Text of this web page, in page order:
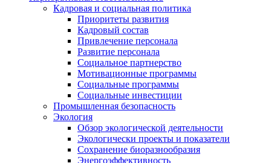
Кадровая и социальная политика
Приоритеты развития
Кадровый состав
Привлечение персонала
Развитие персонала
Социальное партнерство
Мотивационные программы
Социальные программы
Социальные инвестиции
Промышленная безопасность
Экология
Обзор экологической деятельности
Экологически проекты и показатели
Сохранение биоразнообразия
Энергоэффективность